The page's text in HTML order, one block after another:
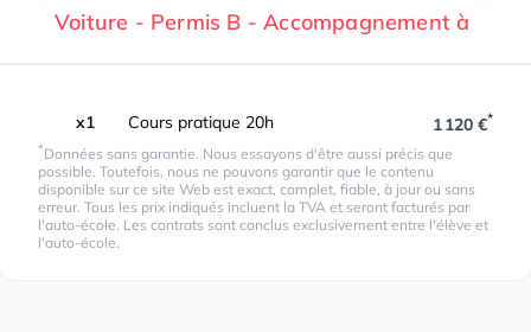
Voiture - Permis B - Accompagnement à
x1 Cours pratique 20h 1 120 €*
*Données sans garantie. Nous essayons d'être aussi précis que
possible. Toutefois, nous ne pouvons garantir que le contenu
disponible sur ce site Web est exact, complet, fiable, à jour ou sans
erreur. Tous les prix indiqués incluent la TVA et seront facturés par
l'auto-école. Les contrats sont conclus exclusivement entre l'élève et
l'auto-école.